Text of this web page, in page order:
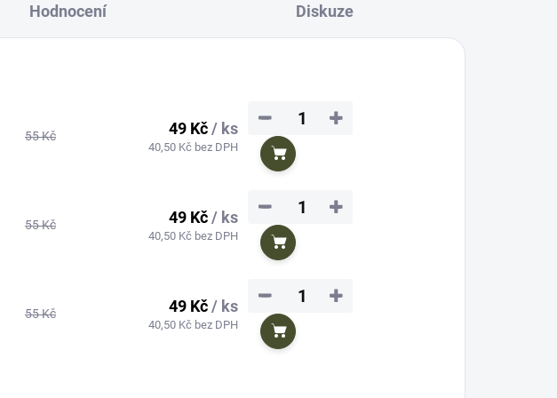
Hodnocení Diskuze
55 Kč 49 Kč/ ks
40,50 Kč bez DPH
+
−
Do košíku
55 Kč 49 Kč/ ks
40,50 Kč bez DPH
+
−
Do košíku
55 Kč 49 Kč/ ks
40,50 Kč bez DPH
+
−
Do košíku